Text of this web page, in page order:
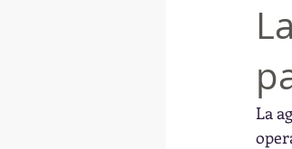
La